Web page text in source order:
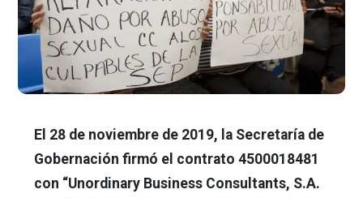
El 28 de noviembre de 2019, la Secretaría de
Gobernación firmó el contrato 4500018481
con “Unordinary Business Consultants, S.A.